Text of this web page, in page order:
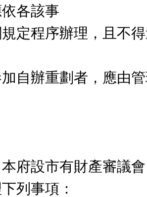
各該事
定程序辦理，且不
自辦重劃者，應由
設市有財產審議會
列事項：